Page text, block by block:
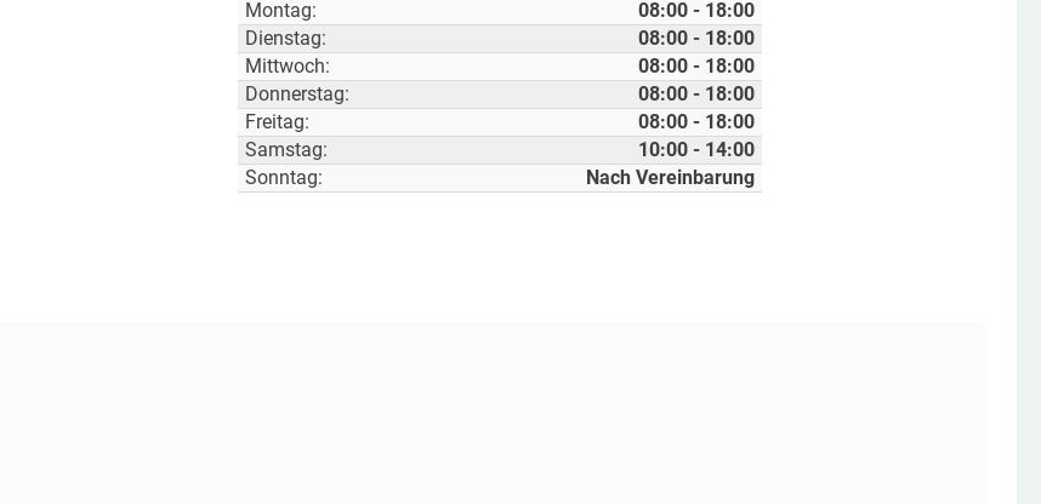
Montag:
08:00 - 18:00
Dienstag:
08:00 - 18:00
Mittwoch:
08:00 - 18:00
Donnerstag:
08:00 - 18:00
Freitag:
08:00 - 18:00
Samstag:
10:00 - 14:00
Sonntag:
Nach Vereinbarung